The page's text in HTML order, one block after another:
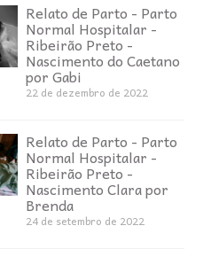
Relato de Parto - Parto
Normal Hospitalar -
Ribeirão Preto -
Nascimento do Caetano
por Gabi
22 de dezembro de 2022
Relato de Parto - Parto
Normal Hospitalar -
Ribeirão Preto -
Nascimento Clara por
Brenda
24 de setembro de 2022